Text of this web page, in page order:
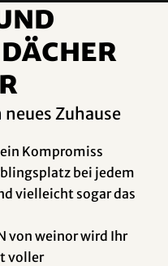
Zuhause
Kompromiss
bei jedem
vielleicht sogar das
von weinor wird Ihr
voller